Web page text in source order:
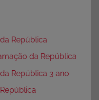
República
da República
República 3 ano